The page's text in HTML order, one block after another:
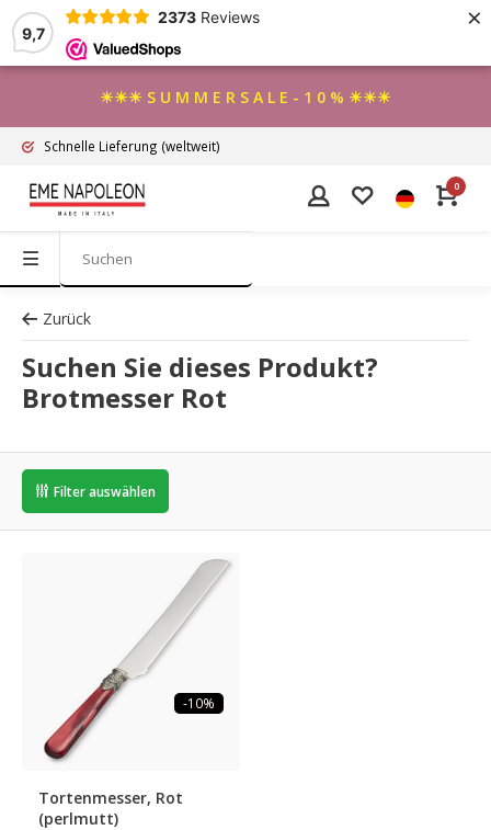
9,7
2373 Reviews ×
☀☀☀ S U M M E R S A L E - 1 0 % ☀☀☀
Schnelle Lieferung (weltweit)
0
Zurück
Suchen Sie dieses Produkt?
Brotmesser Rot
Filter auswählen
-10%
Tortenmesser, Rot
(perlmutt)